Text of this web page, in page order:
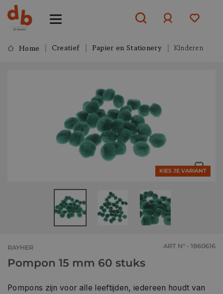
ofaanmelden
Home Creatief Papier en Stationery Kinderen
KIES JE VARIANT
RAYHER ART N° - 1860616
Pompon 15 mm 60 stuks
Pompons zijn voor alle leeftijden, iedereen houdt van